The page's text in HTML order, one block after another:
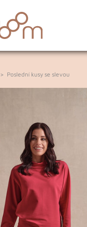
> Poslední kusy se slevou